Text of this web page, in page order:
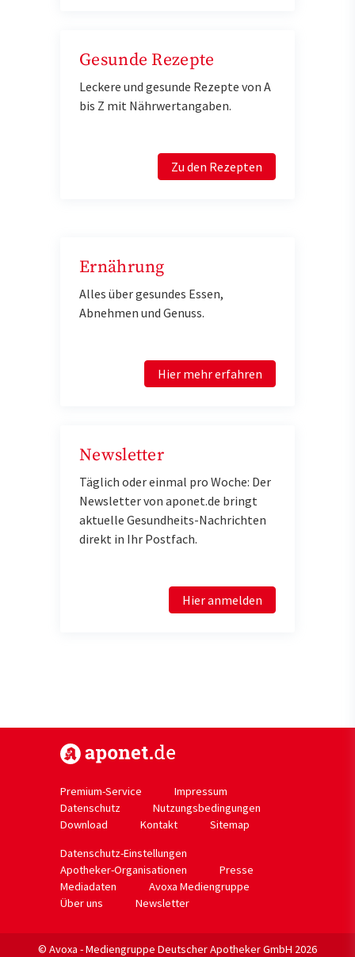
Gesunde Rezepte
Leckere und gesunde Rezepte von A
bis Z mit Nährwertangaben.
Zu den Rezepten
Ernährung
Alles über gesundes Essen,
Abnehmen und Genuss.
Hier mehr erfahren
Newsletter
Täglich oder einmal pro Woche: Der
Newsletter von aponet.de bringt
aktuelle Gesundheits-Nachrichten
direkt in Ihr Postfach.
Hier anmelden
Premium-Service
Impressum
Datenschutz
Nutzungsbedingungen
Download
Kontakt
Sitemap
Datenschutz-Einstellungen
Apotheker-Organisationen
Presse
Mediadaten
Avoxa Mediengruppe
Über uns
Newsletter
© Avoxa - Mediengruppe Deutscher Apotheker GmbH 2026